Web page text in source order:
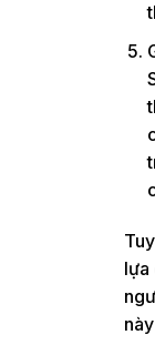
lựa